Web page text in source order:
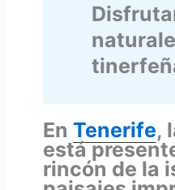
EnTenerife,
está
rincón de la